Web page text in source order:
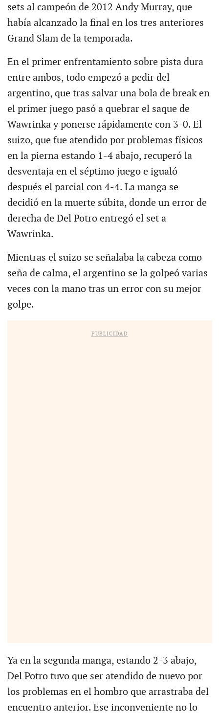
sets al campeón de 2012 Andy Murray, que
había alcanzado la final en los tres anteriores
Grand Slam de la temporada.
En el primer enfrentamiento sobre pista dura
entre ambos, todo empezó a pedir del
argentino, que tras salvar una bola de break en
el primer juego pasó a quebrar el saque de
Wawrinka y ponerse rápidamente con 3-0. El
suizo, que fue atendido por problemas físicos
en la pierna estando 1-4 abajo, recuperó la
desventaja en el séptimo juego e igualó
después el parcial con 4-4. La manga se
decidió en la muerte súbita, donde un error de
derecha de Del Potro entregó el set a
Wawrinka.
Mientras el suizo se señalaba la cabeza como
seña de calma, el argentino se la golpeó varias
veces con la mano tras un error con su mejor
golpe.
PUBLICIDAD
Ya en la segunda manga, estando 2-3 abajo,
Del Potro tuvo que ser atendido de nuevo por
los problemas en el hombro que arrastraba del
encuentro anterior. Ese inconveniente no lo